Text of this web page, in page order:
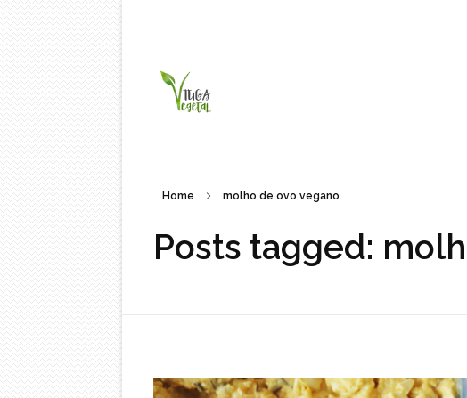
Home molho de ovo vegano
Posts tagged: